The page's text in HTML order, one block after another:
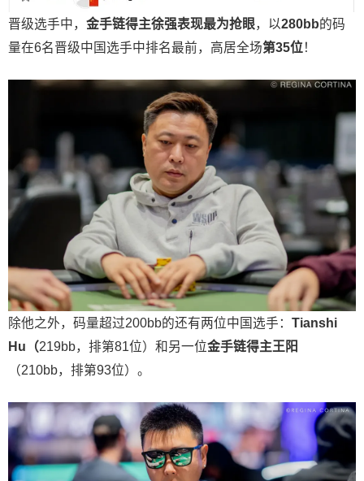
晋级选手中， 金手链得主徐强表现最为抢眼，以280bb的码
量在6名晋级中国选手中排名最前，高居全场第35位 ！
除他之外，码量超过200bb的还有两位中国选手： Tianshi
Hu （219bb，排第81位）和另一位金手链得主王阳
（210bb，排第93位）。